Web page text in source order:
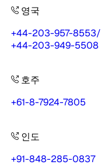
영국
+44-203-957-8553/
+44-203-949-5508
호주
+61-8-7924-7805
인도
+91-848-285-0837